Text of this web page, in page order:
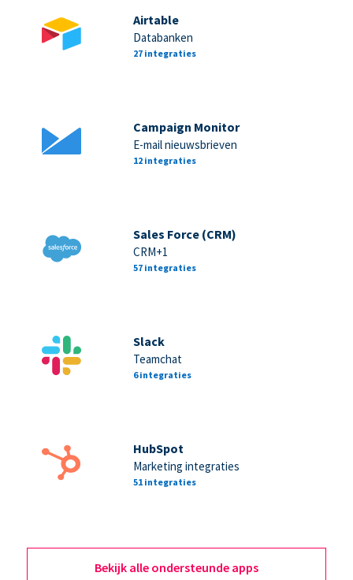
Airtable
Databanken
27 integraties
Campaign Monitor
E-mail nieuwsbrieven
12 integraties
Sales Force (CRM)
CRM+1
57 integraties
Slack
Teamchat
6 integraties
HubSpot
Marketing integraties
51 integraties
Bekijk alle ondersteunde apps